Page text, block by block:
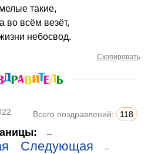
такие,
во всём везёт,
небосвод.
Скопировать
Всего поздравлений: 118
←
Следующая →